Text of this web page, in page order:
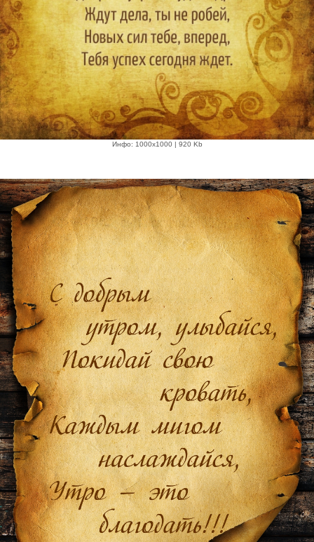
Инфо: 1000х1000 | 920 Kb